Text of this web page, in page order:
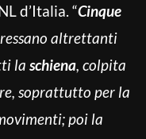
d’Italia. “Cinque
altrettanti
la schiena, colpita
soprattutto per la
poi la